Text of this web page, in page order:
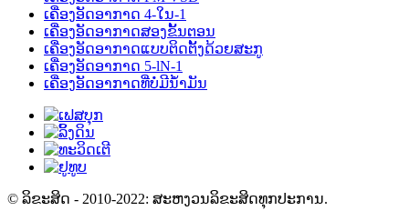
ເຄື່ອງອັດອາກາດ 4-ໃນ-1
ເຄື່ອງອັດອາກາດສອງຂັ້ນຕອນ
ເຄື່ອງອັດອາກາດແບບຕິດຕັ້ງດ້ວຍສະກູ
ເຄື່ອງອັດອາກາດ 5-lN-1
ເຄື່ອງອັດອາກາດທີ່ບໍ່ມີນ້ຳມັນ
© ລິຂະສິດ - 2010-2022: ສະຫງວນລິຂະສິດທຸກປະການ.